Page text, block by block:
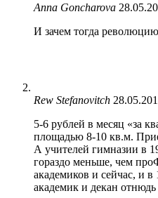
Anna Goncharova
И зачем тогда
Rew Stefanovitch
5-6 рублей в месяц «за
площадью 8-10 кв.м.
А учителей гимназии в
гораздо меньше, чем
академиков и сейчас, и в
академик и декан отнюдь